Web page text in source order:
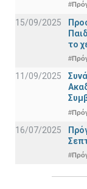
15/09/2025
το
11/09/2025
16/07/2025